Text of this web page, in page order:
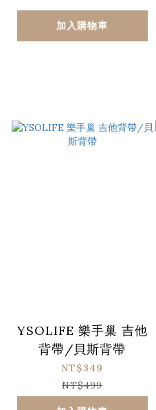
加入購物車
YSOLIFE 樂手巢 吉他
背帶/貝斯背帶
NT$349
NT$499